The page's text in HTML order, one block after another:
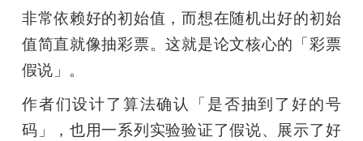
非常依赖好的初始值，而想在随机出好的初始
值简直就像抽彩票。这就是论文核心的「彩票
假说」。
作者们设计了算法确认「是否抽到了好的号
码」，也用一系列实验验证了假说、展示了好